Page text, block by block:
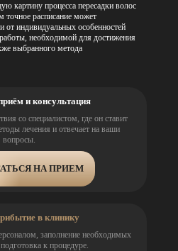
картину процесса пересадки волос
точное расписание может
от индивидуальных особенностей
необходимой для достижения
выбранного метода
и консультация
со специалистом, где он ставит
лечения и отвечает на ваши
вопросы.
НА ПРИЕМ
в клинику
заполнение необходимых
к процедуре.